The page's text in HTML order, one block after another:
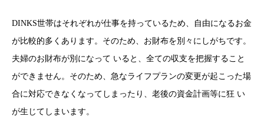
DINKS世帯はそれぞれが仕事を持っているため、自由になるお金
が比較的多くあります。そのため、お財布を別々にしがちです。
夫婦のお財布が別になって いると、全ての収支を把握すること
ができません。そのため、急なライフプランの変更が起こった場
合に対応できなくなってしまったり、老後の資金計画等に狂 い
が生じてしまいます。